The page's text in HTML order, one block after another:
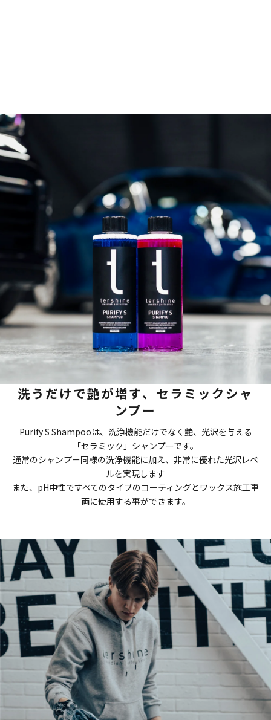
洗うだけで艶が増す、セラミックシャ
ンプー
Purify S Shampooは、洗浄機能だけでなく艶、光沢を与える
「セラミック」シャンプーです。
通常のシャンプー同様の洗浄機能に加え、非常に優れた光沢レベ
ルを実現します
また、pH中性ですべてのタイプのコーティングとワックス施工車
両に使用する事ができます。